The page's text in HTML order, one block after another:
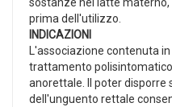
prima dell'utilizzo.
INDICAZIONI
L'associazione contenuta
trattamento
anorettale. Il poter disporre
dell'unguento rettale